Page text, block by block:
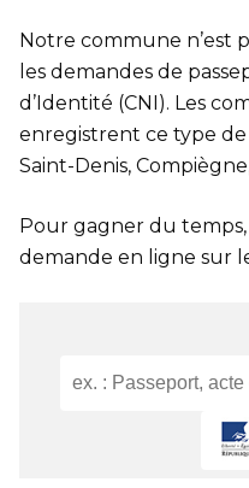
Notre commune n’est
les demandes de
d’Identité (CNI). Les
enregistrent ce type de
Saint-Denis,
Pour gagner du
demande en ligne sur